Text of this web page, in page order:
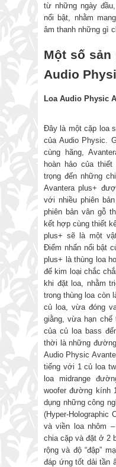
từ những ngày
nổi bật, nhằm
âm thanh những gì
Một số sản
Audio
Loa Audio Physic
Đây là một cặp loa
của Audio Physic.
cùng hãng,
hoàn hảo của
trọng đến những
Avantera plus+
với nhiều phiên
phiên bản vân gỗ
kết hợp cùng thiết
plus+ sẽ là một
Điểm nhấn nổi bật
plus+ là thùng loa
đế kim loại chắc
khi đặt loa, nhằm
trong thùng loa còn
củ loa, vừa đóng
giằng, vừa hạn
của củ loa bass
thời là những
Audio Physic
tiếng với 1 củ loa
loa midrange
woofer đường kính
dụng những công
(Hyper-Holographic
và viền loa nhôm
chia cặp và đặt ở 2
rộng và độ “đập”
đáp ứng tốt dải tần